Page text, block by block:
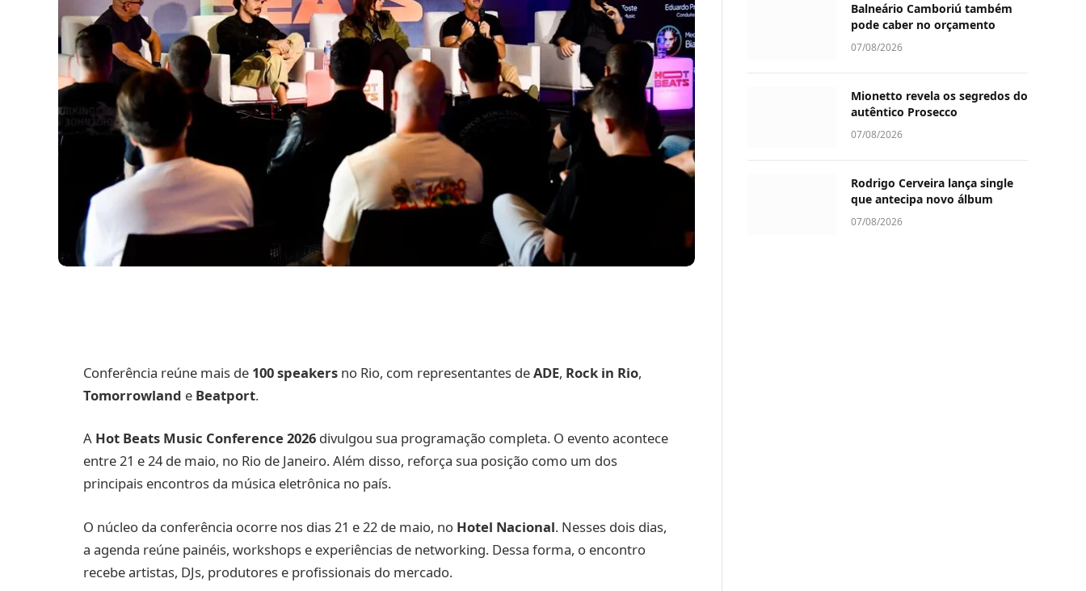
Conferência reúne mais de 100 speakers no Rio, com representantes deADE, Rock in Rio,
Tomorrowland e Beatport.
A Hot Beats Music Conference 2026 divulgou sua programação completa. O evento acontece
entre 21 e 24 de maio, no Rio de Janeiro. Além disso, reforça sua posição como um dos
principais encontros da música eletrônica no país.
O núcleo da conferência ocorre nos dias 21 e 22 de maio, no Hotel Nacional. Nesses dois dias,
a agenda reúne painéis, workshops e experiências de networking. Dessa forma, o encontro
recebe artistas, DJs, produtores e profissionais do mercado.
Balneário Camboriú também
pode caber no orçamento
07/08/2026
Mionetto revela os segredos do
autêntico Prosecco
07/08/2026
Rodrigo Cerveira lança single
que antecipa novo álbum
07/08/2026